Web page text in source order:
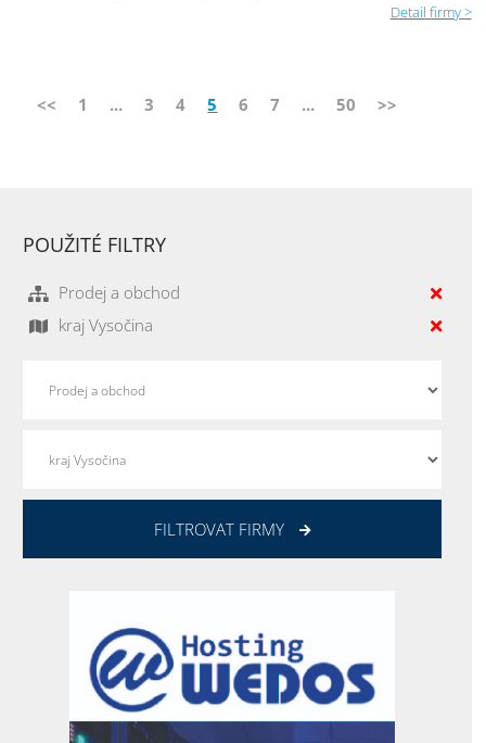
Detail firmy >
<< 1 ... 3 4 5 6 7 ... 50 >>
POUŽITÉ FILTRY
Prodej a obchod
kraj Vysočina
FILTROVAT FIRMY